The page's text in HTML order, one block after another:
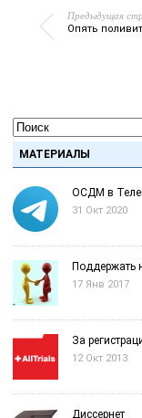
Предыдущая
Опять
МАТЕРИАЛЫ
ОСДМ в
31 Окт 2020
Поддержать
17 Янв 2017
За
12 Окт 2013
Диссернет